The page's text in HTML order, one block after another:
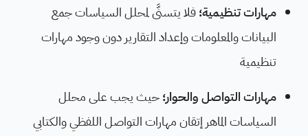
مهارات تنظيمية؛فلا يتسنَّى لمحلل السياسات جمع
البيانات والمعلومات وإعداد التقارير دون وجود مهارات
تنظيمية
مهارات التواصل والحوار؛حيث يجب على محلل
السياسات الماهر إتقان مهارات التواصل اللفظي والكتابي